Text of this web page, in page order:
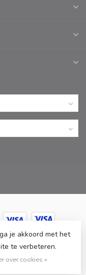
| Fysieke
-Lightspeed design
je akkoord met het
te verbeteren.
over cookies »